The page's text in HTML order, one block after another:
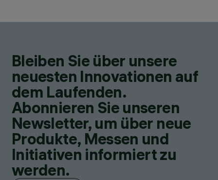
Bleiben Sie über unsere
neuesten Innovationen auf
dem Laufenden.
Abonnieren Sie unseren
Newsletter, um über neue
Produkte, Messen und
Initiativen informiert zu
werden.